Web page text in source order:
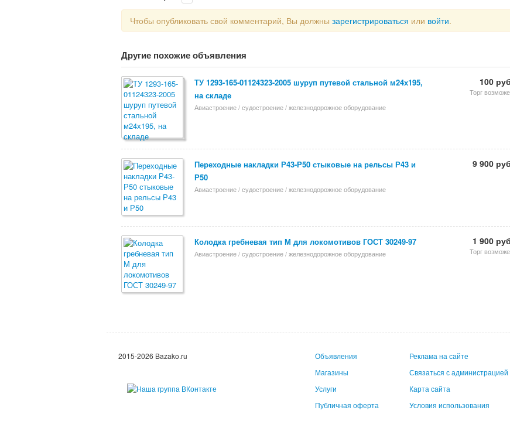
Чтобы опубликовать свой комментарий, Вы должны зарегистрироваться или войти.
Другие похожие объявления
ТУ 1293-165-01124323-2005 шуруп путевой стальной м24х195,
на складе
Авиастроение / судостроение / железнодорожное оборудование
100
Торг
Переходные накладки Р43-Р50 стыковые на рельсы Р43 и
Р50
Авиастроение / судостроение / железнодорожное оборудование
9 900
Колодка гребневая тип М для локомотивов ГОСТ 30249-97
Авиастроение / судостроение / железнодорожное оборудование
1 900
Торг
2015-2026 Bazako.ru
Объявления
Магазины
Услуги
Публичная оферта
Реклама на сайте
Связаться с администрацией
Карта сайта
Условия использования